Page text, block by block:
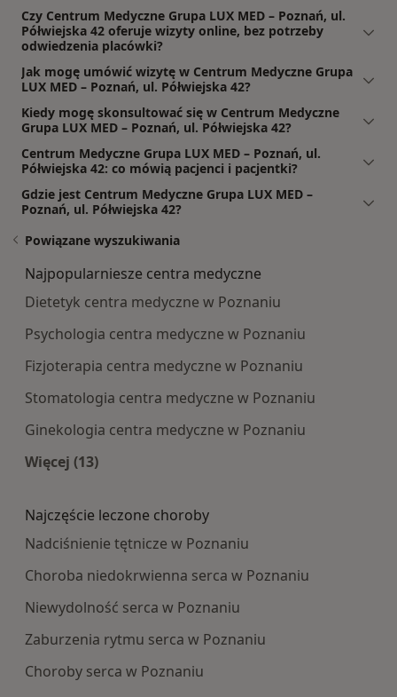
Czy Centrum Medyczne Grupa LUX MED – Poznań, ul.
Półwiejska 42 oferuje wizyty online, bez potrzeby
odwiedzenia placówki?
Jak mogę umówić wizytę w Centrum Medyczne Grupa
LUX MED – Poznań, ul. Półwiejska 42?
Kiedy mogę skonsultować się w Centrum Medyczne
Grupa LUX MED – Poznań, ul. Półwiejska 42?
Centrum Medyczne Grupa LUX MED – Poznań, ul.
Półwiejska 42: co mówią pacjenci i pacjentki?
Gdzie jest Centrum Medyczne Grupa LUX MED –
Poznań, ul. Półwiejska 42?
Powiązane wyszukiwania
Najpopularniesze centra medyczne
Dietetyk centra medyczne w Poznaniu
Psychologia centra medyczne w Poznaniu
Fizjoterapia centra medyczne w Poznaniu
Stomatologia centra medyczne w Poznaniu
Ginekologia centra medyczne w Poznaniu
Więcej (13)
Najczęście leczone choroby
Nadciśnienie tętnicze w Poznaniu
Choroba niedokrwienna serca w Poznaniu
Niewydolność serca w Poznaniu
Zaburzenia rytmu serca w Poznaniu
Choroby serca w Poznaniu